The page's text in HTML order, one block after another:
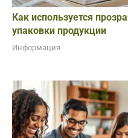
Как используется
упаковки продукции
Информация